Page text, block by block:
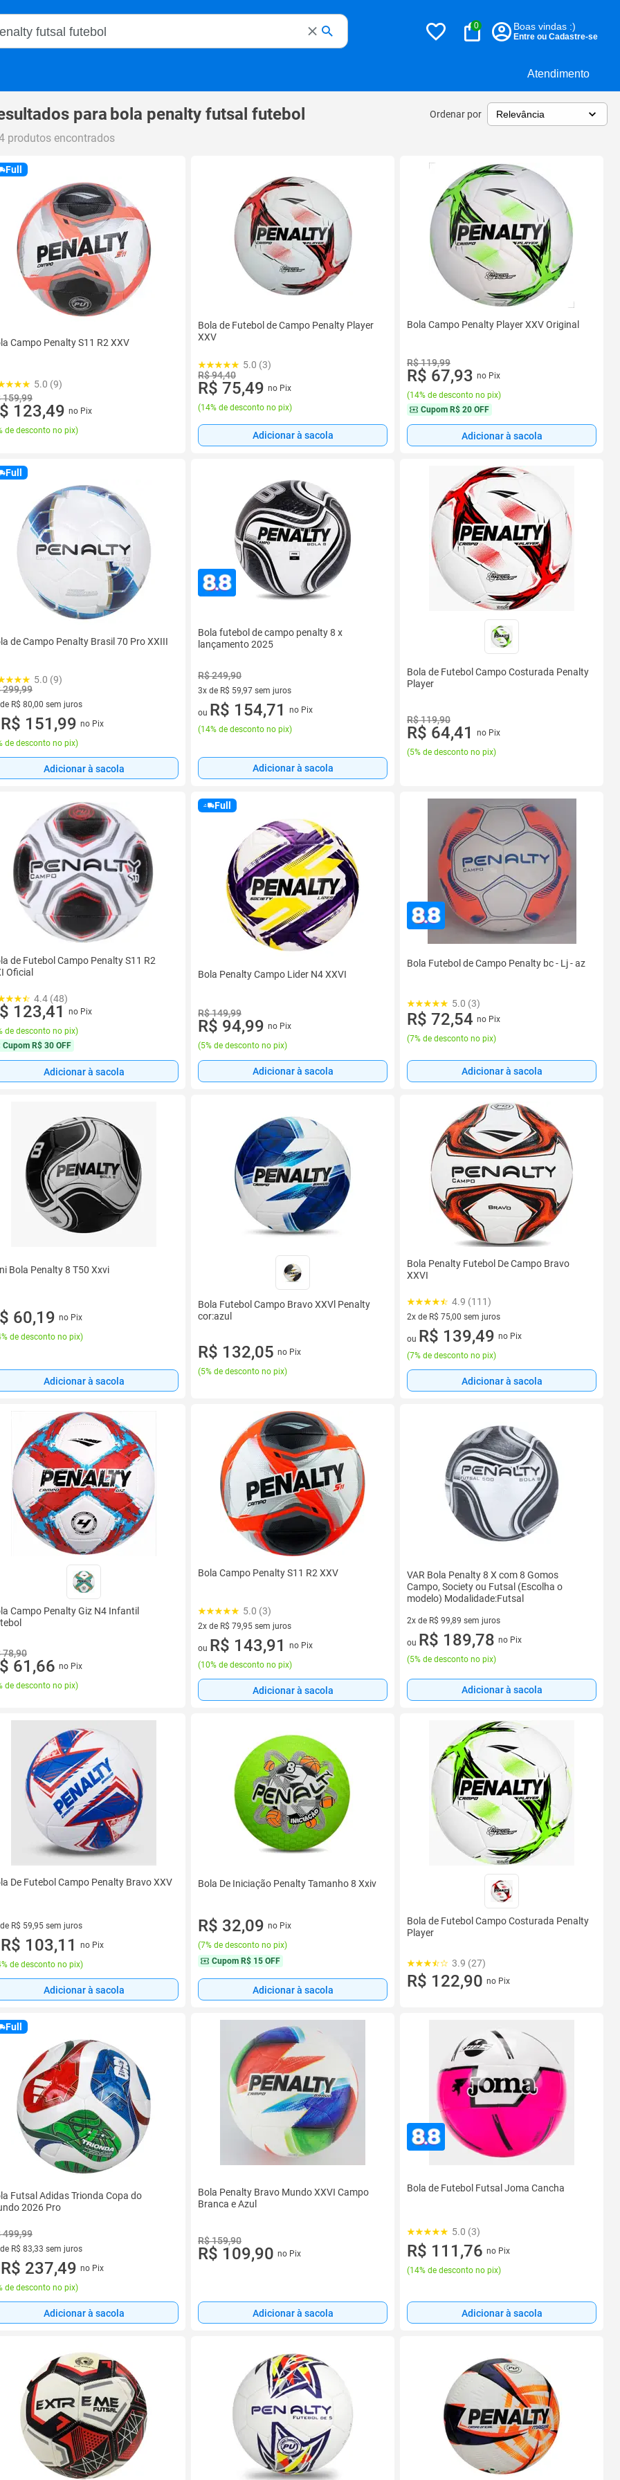
Atendimento
Magalu
0 Boas vindas :)
Entre ou Cadastre-se
para bola penalty futsal futebol Ordenar por
produtos encontrados
Full
Campo Penalty S11 R2 XXV
5.0 (9)
159,99
123,49 no Pix
de desconto no pix)
Bola de Futebol de Campo Penalty Player
XXV
5.0 (3)
R$ 94,40
R$ 75,49 no Pix
(14% de desconto no pix)
Adicionar à sacola
Bola Campo Penalty Player XXV Original
R$ 119,99
R$ 67,93 no Pix
(14% de desconto no pix)
Cupom R$ 20 OFF
Adicionar à sacola
Full
de Campo Penalty Brasil 70 Pro XXIII
5.0 (9)
299,99
R$ 80,00 sem juros
de R$ 80,00 sem juros
R$ 151,99 no Pix
de desconto no pix)
Adicionar à sacola
Bola futebol de campo penalty 8 x
lançamento 2025
R$ 249,90
3x de R$ 59,97 sem juros
3 vez de R$ 59,97 sem juros
ou R$ 154,71
no Pix
(14% de desconto no pix)
Adicionar à sacola
Bola de Futebol Campo Costurada Penalty
Player
R$ 119,90
R$ 64,41
no Pix
(5% de desconto no pix)
de Futebol Campo Penalty S11 R2
Oficial
4.4 (48)
123,41
no Pix
de desconto no pix)
Cupom R$ 30 OFF
Adicionar à sacola
Full
Bola Penalty Campo Lider N4 XXVI
R$ 149,99
R$ 94,99 no Pix
(5% de desconto no pix)
Adicionar à sacola
Bola Futebol de Campo Penalty bc - Lj - az
5.0 (3)
R$ 72,54 no Pix
(7% de desconto no pix)
Adicionar à sacola
Bola Penalty 8 T50 Xxvi
60,19 no Pix
de desconto no pix)
Adicionar à sacola
Bola Futebol Campo Bravo XXVl Penalty
cor:azul
R$ 132,05 no Pix
(5% de desconto no pix)
Bola Penalty Futebol De Campo Bravo
XXVI
4.9 (111)
2x de R$ 75,00 sem juros
2 vez de R$ 75,00 sem juros
ou R$ 139,49 no Pix
(7% de desconto no pix)
Adicionar à sacola
Campo Penalty Giz N4 Infantil
78,90
61,66 no Pix
de desconto no pix)
Bola Campo Penalty S11 R2 XXV
5.0 (3)
2x de R$ 79,95 sem juros
2 vez de R$ 79,95 sem juros
ou R$ 143,91
no Pix
(10% de desconto no pix)
Adicionar à sacola
VAR Bola Penalty 8 X com 8 Gomos
Campo, Society ou Futsal (Escolha o
modelo) Modalidade:Futsal
2x de R$ 99,89 sem juros
2 vez de R$ 99,89 sem juros
ou R$ 189,78 no Pix
(5% de desconto no pix)
Adicionar à sacola
De Futebol Campo Penalty Bravo XXV
R$ 59,95 sem juros
de R$ 59,95 sem juros
R$ 103,11
no Pix
de desconto no pix)
Adicionar à sacola
Bola De Iniciação Penalty Tamanho 8 Xxiv
R$ 32,09 no Pix
(7% de desconto no pix)
Cupom R$ 15 OFF
Adicionar à sacola
Bola de Futebol Campo Costurada Penalty
Player
3.9 (27)
R$ 122,90 no Pix
Full
Futsal Adidas Trionda Copa do
2026 Pro
499,99
R$ 83,33 sem juros
de R$ 83,33 sem juros
R$ 237,49 no Pix
de desconto no pix)
Adicionar à sacola
Bola Penalty Bravo Mundo XXVI Campo
Branca e Azul
R$ 159,90
R$ 109,90 no Pix
Adicionar à sacola
Bola de Futebol Futsal Joma Cancha
5.0 (3)
R$ 111,76 no Pix
(14% de desconto no pix)
Adicionar à sacola